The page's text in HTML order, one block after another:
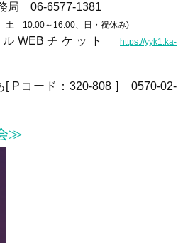
局 06-6577-1381
～16:00、日・祝休み)
WEB チケットhttps://yyk1.ka-
[ P コード：320-808 ]
0570-02-
≫